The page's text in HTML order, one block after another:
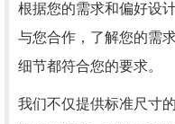
根据您的需求和偏好设
与您合作，了解您的需
细节都符合您的要求。
我们不仅提供标准尺寸